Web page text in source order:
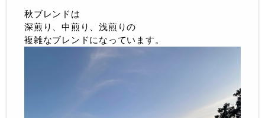
秋ブレンドは
深煎り、中煎り、浅煎りの
複雑なブレンドになっています。